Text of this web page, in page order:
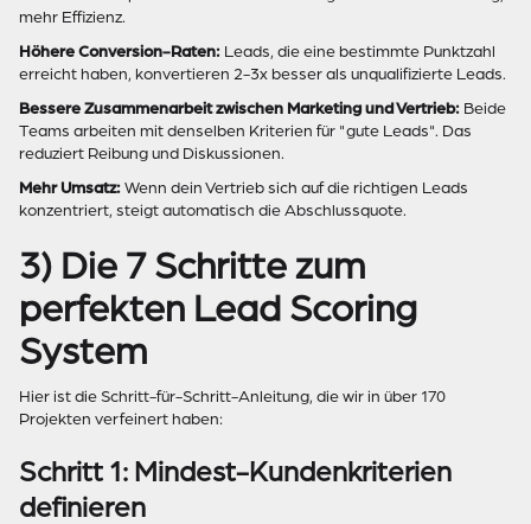
mehr Effizienz.
Höhere Conversion-Raten: Leads, die eine bestimmte Punktzahl
erreicht haben, konvertieren 2-3x besser als unqualifizierte Leads.
Bessere Zusammenarbeit zwischen Marketing und Vertrieb: Beide
Teams arbeiten mit denselben Kriterien für "gute Leads". Das
reduziert Reibung und Diskussionen.
Mehr Umsatz: Wenn dein Vertrieb sich auf die richtigen Leads
konzentriert, steigt automatisch die Abschlussquote.
3) Die 7 Schritte zum
perfekten Lead Scoring
System
Hier ist die Schritt-für-Schritt-Anleitung, die wir in über 170
Projekten verfeinert haben:
Schritt 1: Mindest-Kundenkriterien
definieren